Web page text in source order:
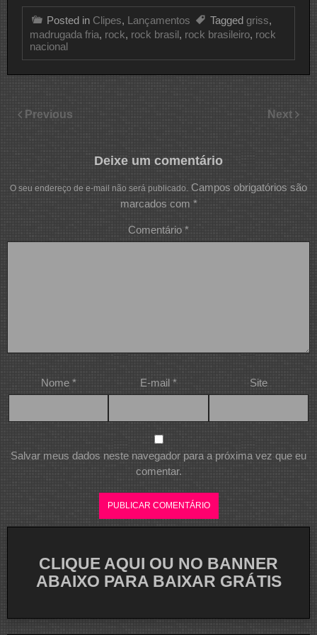
Posted in Clipes, Lançamentos Tagged griss,
madrugada fria, rock, rock brasil, rock brasileiro, rock
nacional
Previous Next
Deixe um comentário
O seu endereço de e-mail não será publicado. Campos obrigatórios são
marcados com *
Comentário *
Nome * E-mail * Site
Salvar meus dados neste navegador para a próxima vez que eu
comentar.
CLIQUE AQUI OU NO BANNER
ABAIXO PARA BAIXAR GRÁTIS